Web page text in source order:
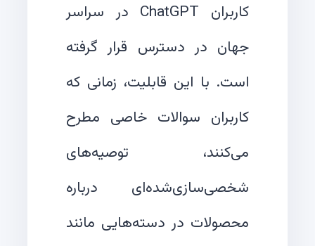
کاربران ChatGPT در سراسر
جهان در دسترس قرار گرفته
است. با این قابلیت، زمانی که
کاربران سوالات خاصی مطرح
می‌کنند، توصیه‌های
شخصی‌سازی‌شده‌ای درباره
محصولات در دسته‌هایی مانند